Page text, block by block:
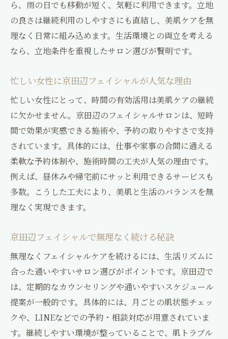
ら、雨の日でも移動が短く、気軽に利用できます。立地
の良さは継続利用のしやすさにも直結し、美肌ケアを無
理なく日常に組み込めます。生活環境との両立を考える
なら、立地条件を重視したサロン選びが賢明です。
忙しい女性に京田辺フェイシャルが人気な理由
忙しい女性にとって、時間の有効活用は美肌ケアの継続
に欠かせません。京田辺のフェイシャルサロンは、短時
間で効果が実感できる施術や、予約の取りやすさで支持
されています。具体的には、仕事や家事の合間に通える
柔軟な予約体制や、施術時間の工夫が人気の理由です。
例えば、昼休みや帰宅前にサッと利用できるサービスも
多数。こうした工夫により、美肌と生活のバランスを無
理なく実現できます。
京田辺フェイシャルで無理なく続ける秘訣
無理なくフェイシャルケアを続けるには、生活リズムに
合った通いやすいサロン選びがポイントです。京田辺で
は、定期的なカウンセリングや通いやすいスケジュール
提案が一般的です。具体的には、月ごとの肌状態チェッ
クや、LINEなどでの予約・相談対応が用意されていま
す。継続しやすい環境が整っていることで、肌トラブル